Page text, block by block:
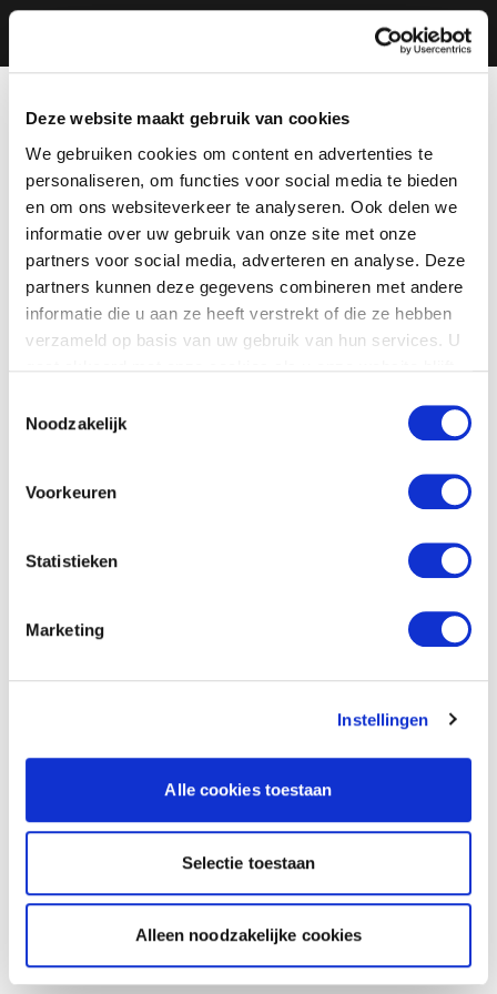
Deze website maakt gebruik van cookies
We gebruiken cookies om content en advertenties te
personaliseren, om functies voor social media te bieden
en om ons websiteverkeer te analyseren. Ook delen we
informatie over uw gebruik van onze site met onze
partners voor social media, adverteren en analyse. Deze
partners kunnen deze gegevens combineren met andere
informatie die u aan ze heeft verstrekt of die ze hebben
verzameld op basis van uw gebruik van hun services. U
Noodzakelijk
Voorkeuren
Statistieken
Marketing
Instellingen
Alle cookies toestaan
Selectie toestaan
Alleen noodzakelijke cookies